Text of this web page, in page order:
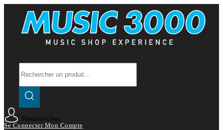
Rechercher
Se Connecter Mon Compte